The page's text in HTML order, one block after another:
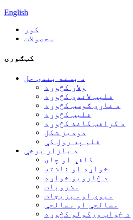
English
کور
محصولات
کټګورۍ
د بسته بندۍ حل
ولاړ کڅوړه
فلیټ لاندې کڅوړه
د غاړې ګوسټ کڅوړه
فلیټ کڅوړه
د کرافټ کاغذ کڅوړه
دودیز شکل
فلم په رول کې
د بازار برخې
کافي او چای
خواړه او ناشته
د څارویو خواړه
مشروبات
میوې او سبزیجات
مصالحې او مصالحې
د ځواب ورکولو کڅوړه